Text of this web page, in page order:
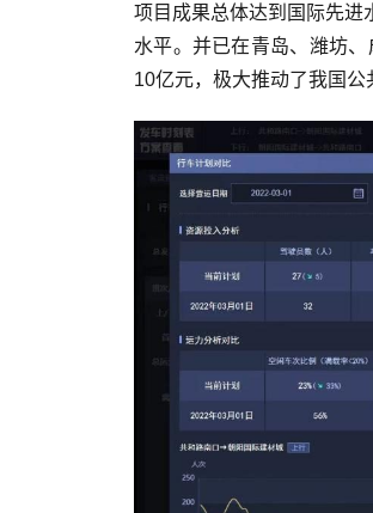
项目成果总体达到国际先进
水平。并已在青岛、潍坊
10亿元，极大推动了我国公